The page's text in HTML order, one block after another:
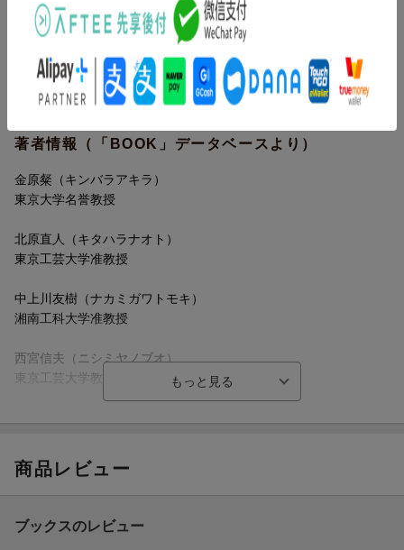
１章 ウォームアップ（数と量の計算／比と割合／いろいろな数
量関係）／２章 式とグラフの世界（１次式の数学／２次式の数
学／いろいろな式・グラフ・方程式）／３章 実用数学の道具箱
（三角関数／指数関数と対数関数／ベクトル／微分／積分／複素
数）
著者情報（「BOOK」データベースより）
金原粲（キンバラアキラ）
東京大学名誉教授
北原直人（キタハラナオト）
東京工芸大学准教授
中上川友樹（ナカミガワトモキ）
湘南工科大学准教授
西宮信夫（ニシミヤノブオ）
東京工芸大学教授
水町龍一（ミズマチリュウイチ）
載されていたものです）
商品レビュー
ブックスのレビュー